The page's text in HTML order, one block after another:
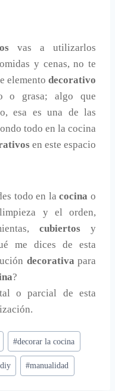
vas a utilizarlos
y cenas, no te
elemento decorativo
o grasa; algo que
esa es una de las
todo en la cocina
en este espacio
todo en lacocina o
y el orden,
cubiertosy
me dices de esta
decorativa para
?
o parcial de esta
#decorar la cocina
diy #manualidad